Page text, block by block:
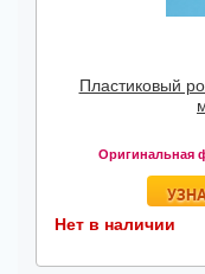
Пластиковый
Оригинальная
Нет в наличии